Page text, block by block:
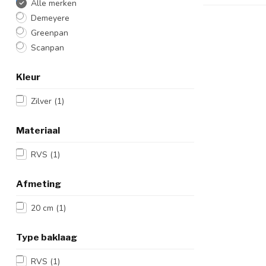
Alle merken
Demeyere
Greenpan
Scanpan
Kleur
Zilver (1)
Materiaal
RVS (1)
Afmeting
20 cm (1)
Type baklaag
RVS (1)